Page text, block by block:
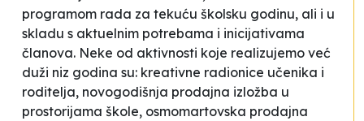
programom rada za tekuću školsku godinu, ali i u
skladu s aktuelnim potrebama i inicijativama
članova. Neke od aktivnosti koje realizujemo već
duži niz godina su: kreativne radionice učenika i
roditelja, novogodišnja prodajna izložba u
prostorijama škole, osmomartovska prodajna